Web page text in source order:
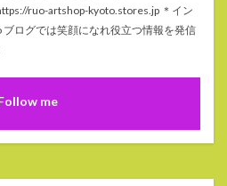
ruo-artshop-kyoto.stores.jp ＊イン
ログでは笑顔になれ役立つ情報を発信
me